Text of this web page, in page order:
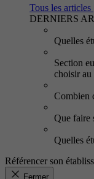
Tous les articles
DERNIERS
Quelles
Section
choisir au
Combien
Que faire
Quelles
Référencer son
Fermer